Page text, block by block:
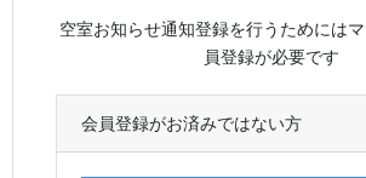
空室お知らせ通知登録を行うためには
員登録が必要です
会員登録がお済みではない方